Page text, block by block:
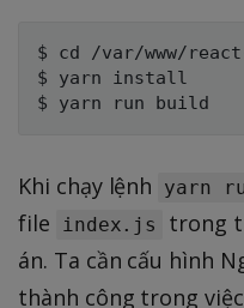
$ cd /var/www/
$ yarn install
Khi chạy lệnh yarn
file
index.js trong
án. Ta cần cấu hình
thành công trong